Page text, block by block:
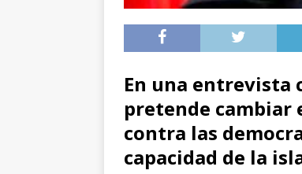
En una entrevista
pretende cambiar
contra las
capacidad de la